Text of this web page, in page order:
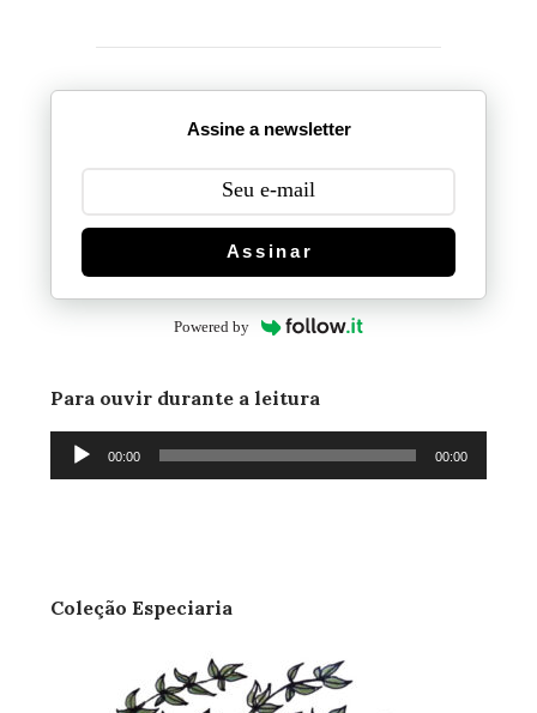
Assine a newsletter
Assinar
Powered by
Para ouvir durante a leitura
Tocador
00:00 00:00
Coleção Especiaria